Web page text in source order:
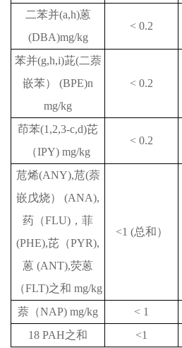
二苯并(a,h)蒽
(DBA)mg/kg
< 0.2
苯并(g,h,i)茈(二萘
嵌苯） (BPE)n
mg/kg
< 0.2
茚苯(1,2,3-c,d)芘
（IPY) mg/kg
< 0.2
苊烯(ANY),苊(萘
嵌戊烧） (ANA),
药（FLU) ，菲
(PHE),芘（PYR),
蒽 (ANT),荧蒽
（FLT)之和 mg/kg
<1 (总和）
萘（NAP) mg/kg < 1
18 PAH之和 <1